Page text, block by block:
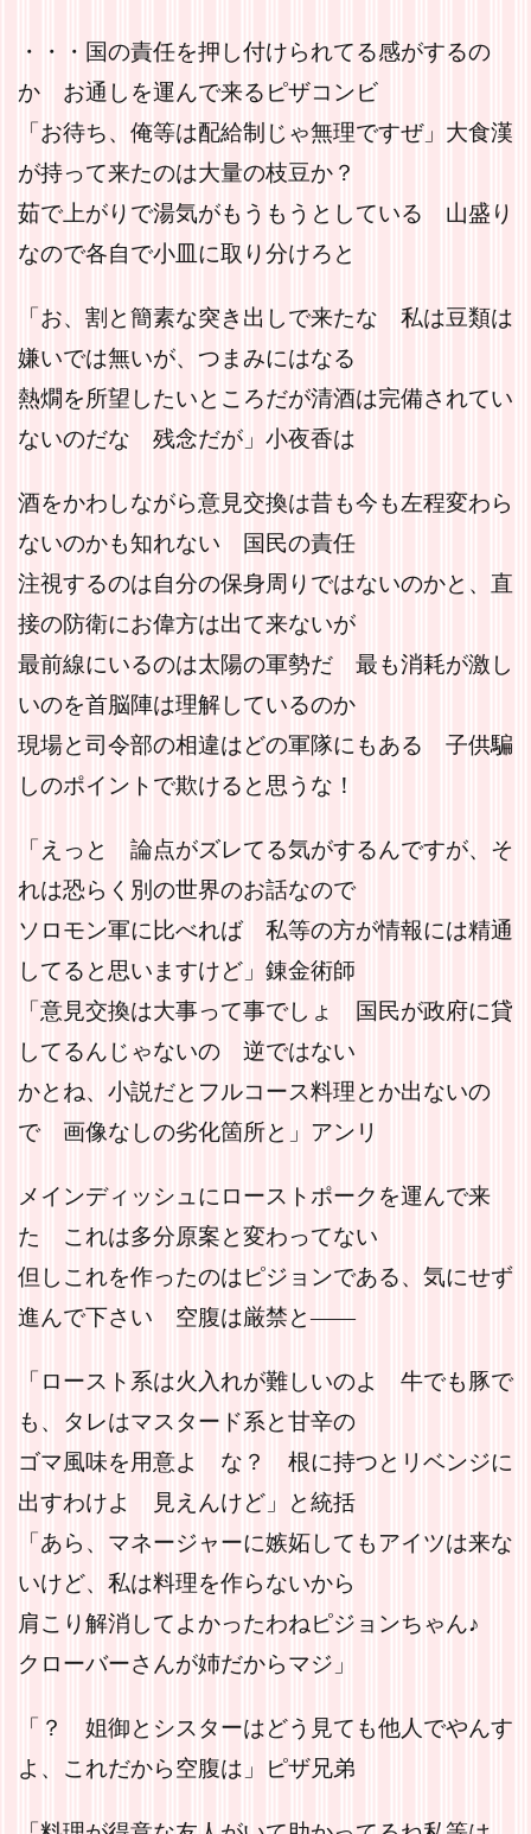
・・・国の責任を押し付けられてる感がするの
か お通しを運んで来るピザコンビ
「お待ち、俺等は配給制じゃ無理ですぜ」大食漢
が持って来たのは大量の枝豆か？
茹で上がりで湯気がもうもうとしている 山盛り
なので各自で小皿に取り分けろと
「お、割と簡素な突き出しで来たな 私は豆類は
嫌いでは無いが、つまみにはなる
熱燗を所望したいところだが清酒は完備されてい
ないのだな 残念だが」小夜香は
酒をかわしながら意見交換は昔も今も左程変わら
ないのかも知れない 国民の責任
注視するのは自分の保身周りではないのかと、直
接の防衛にお偉方は出て来ないが
最前線にいるのは太陽の軍勢だ 最も消耗が激し
いのを首脳陣は理解しているのか
現場と司令部の相違はどの軍隊にもある 子供騙
しのポイントで欺けると思うな！
「えっと 論点がズレてる気がするんですが、そ
れは恐らく別の世界のお話なので
ソロモン軍に比べれば 私等の方が情報には精通
してると思いますけど」錬金術師
「意見交換は大事って事でしょ 国民が政府に貸
してるんじゃないの 逆ではない
かとね、小説だとフルコース料理とか出ないの
で 画像なしの劣化箇所と」アンリ
メインディッシュにローストポークを運んで来
た これは多分原案と変わってない
但しこれを作ったのはピジョンである、気にせず
進んで下さい 空腹は厳禁と――
「ロースト系は火入れが難しいのよ 牛でも豚で
も、タレはマスタード系と甘辛の
ゴマ風味を用意よ な？ 根に持つとリベンジに
出すわけよ 見えんけど」と統括
「あら、マネージャーに嫉妬してもアイツは来な
いけど、私は料理を作らないから
肩こり解消してよかったわねピジョンちゃん♪
クローバーさんが姉だからマジ」
「？ 姐御とシスターはどう見ても他人でやんす
よ、これだから空腹は」ピザ兄弟